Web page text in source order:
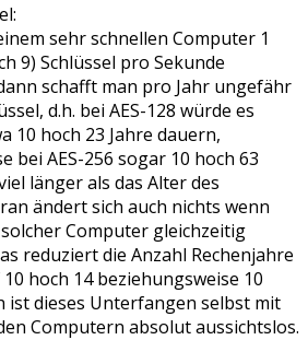
sehr schnellen Computer 1
9) Schlüssel pro Sekunde
schafft man pro Jahr ungefähr
d.h. bei AES-128 würde es
10 hoch 23 Jahre dauern,
bei AES-256 sogar 10 hoch 63
länger als das Alter des
ändert sich auch nichts wenn
Computer gleichzeitig
reduziert die Anzahl Rechenjahre
hoch 14 beziehungsweise 10
ist dieses Unterfangen selbst mit
Computern absolut aussichtslos.